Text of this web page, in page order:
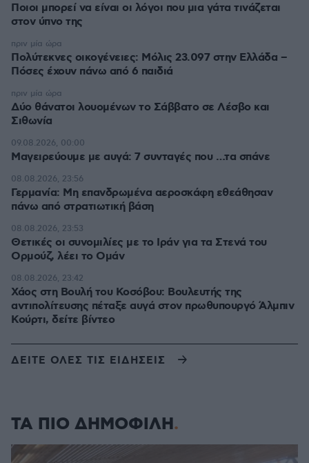
Ποιοι μπορεί να είναι οι λόγοι που μια γάτα τινάζεται
στον ύπνο της
Πολύτεκνες οικογένειες: Μόλις 23.097 στην Ελλάδα –
Πόσες έχουν πάνω από 6 παιδιά
πριν μία ώρα
Δύο θάνατοι λουομένων το Σάββατο σε Λέσβο και
Σιθωνία
πριν μία ώρα
Μαγειρεύουμε με αυγά: 7 συνταγές που …τα σπάνε
09.08.2026, 00:00
Γερμανία: Μη επανδρωμένα αεροσκάφη εθεάθησαν
πάνω από στρατιωτική βάση
08.08.2026, 23:56
Θετικές οι συνομιλίες με το Ιράν για τα Στενά του
Ορμούζ, λέει το Ομάν
08.08.2026, 23:53
Χάος στη Βουλή του Κοσόβου: Βουλευτής της
αντιπολίτευσης πέταξε αυγά στον πρωθυπουργό Άλμπιν
Κούρτι, δείτε βίντεο
08.08.2026, 23:42
ΔΕΙΤΕ ΟΛΕΣ ΤΙΣ ΕΙΔΗΣΕΙΣ
ΤΑ ΠΙΟ ΔΗΜΟΦΙΛΗ